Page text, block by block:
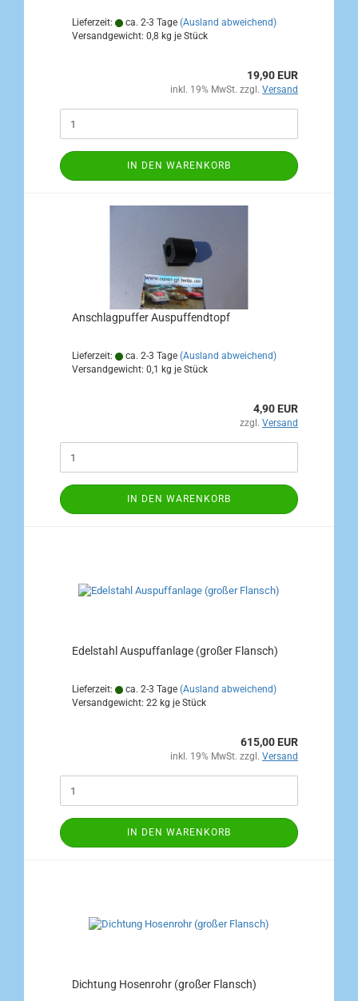
Lieferzeit: ca. 2-3 Tage (Ausland abweichend)
Versandgewicht: 0,8 kg je Stück
19,90 EUR
inkl. 19% MwSt. zzgl. Versand
IN DEN WARENKORB
Anschlagpuffer Auspuffendtopf
Lieferzeit: ca. 2-3 Tage (Ausland abweichend)
Versandgewicht: 0,1 kg je Stück
4,90 EUR
zzgl. Versand
IN DEN WARENKORB
Edelstahl Auspuffanlage (großer Flansch)
Lieferzeit: ca. 2-3 Tage (Ausland abweichend)
Versandgewicht: 22 kg je Stück
615,00 EUR
inkl. 19% MwSt. zzgl. Versand
IN DEN WARENKORB
Dichtung Hosenrohr (großer Flansch)